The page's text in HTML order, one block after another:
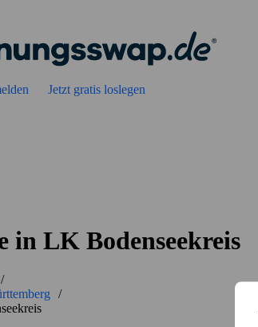
Jetzt gratis loslegen
in LK Bodenseekreis
/
/